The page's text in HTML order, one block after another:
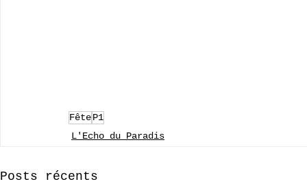
FêteP1
L'Echo du Paradis
Posts récents